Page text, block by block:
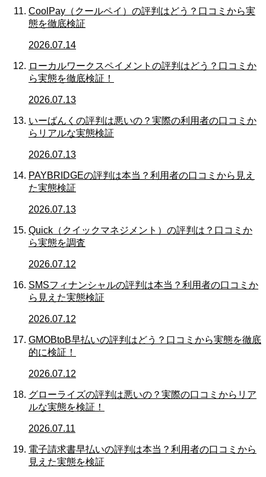
CoolPay（クールペイ）の評判はどう？口コミから実
態を徹底検証
2026.07.14
ローカルワークスペイメントの評判はどう？口コミか
ら実態を徹底検証！
2026.07.13
いーばんくの評判は悪いの？実際の利用者の口コミか
らリアルな実態検証
2026.07.13
PAYBRIDGEの評判は本当？利用者の口コミから見え
た実態検証
2026.07.13
Quick（クイックマネジメント）の評判は？口コミか
ら実態を調査
2026.07.12
SMSフィナンシャルの評判は本当？利用者の口コミか
ら見えた実態検証
2026.07.12
GMOBtoB早払いの評判はどう？口コミから実態を徹底
的に検証！
2026.07.12
グローライズの評判は悪いの？実際の口コミからリア
ルな実態を検証！
2026.07.11
電子請求書早払いの評判は本当？利用者の口コミから
見えた実態を検証